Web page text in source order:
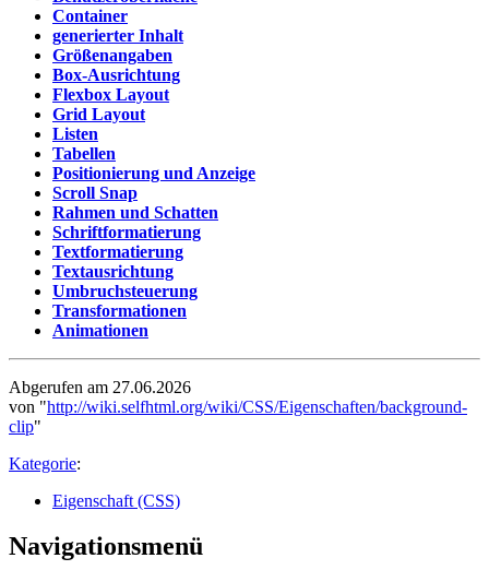
Container
generierter Inhalt
Größenangaben
Box-Ausrichtung
Flexbox Layout
Grid Layout
Listen
Tabellen
Positionierung und Anzeige
Scroll Snap
Rahmen und Schatten
Schriftformatierung
Textformatierung
Textausrichtung
Umbruchsteuerung
Transformationen
Animationen
Abgerufen am 27.06.2026
von "http://wiki.selfhtml.org/wiki/CSS/Eigenschaften/background-
clip"
Kategorie:
Eigenschaft (CSS)
Navigationsmenü